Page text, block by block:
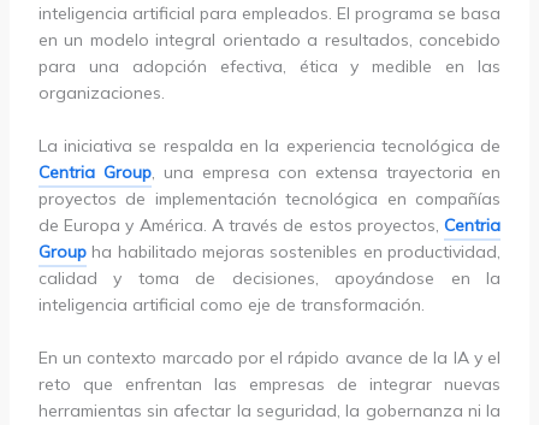
inteligencia artificial para empleados. El programa se basa
en un modelo integral orientado a resultados, concebido
para una adopción efectiva, ética y medible en las
organizaciones.
La iniciativa se respalda en la experiencia tecnológica de
Centria Group, una empresa con extensa trayectoria en
proyectos de implementación tecnológica en compañías
de Europa y América. A través de estos proyectos,Centria
Groupha habilitado mejoras sostenibles en productividad,
calidad y toma de decisiones, apoyándose en la
inteligencia artificial como eje de transformación.
En un contexto marcado por el rápido avance de la IA y el
reto que enfrentan las empresas de integrar nuevas
herramientas sin afectar la seguridad, la gobernanza ni la